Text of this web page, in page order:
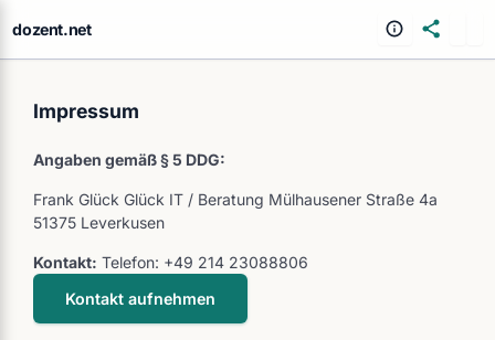
dozent.net
Impressum
Angaben gemäß § 5 DDG:
Frank Glück Glück IT / Beratung Mülhausener Straße 4a
51375 Leverkusen
Kontakt: Telefon: +49 214 23088806
Kontakt aufnehmen